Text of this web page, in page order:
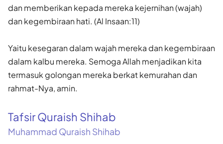
dan memberikan kepada mereka kejernihan (wajah)
dan kegembiraan hati. (Al Insaan:11)
Yaitu kesegaran dalam wajah mereka dan kegembiraan
dalam kalbu mereka. Semoga Allah menjadikan kita
termasuk golongan mereka berkat kemurahan dan
rahmat-Nya, amin.
Tafsir Quraish Shihab
Muhammad Quraish Shihab